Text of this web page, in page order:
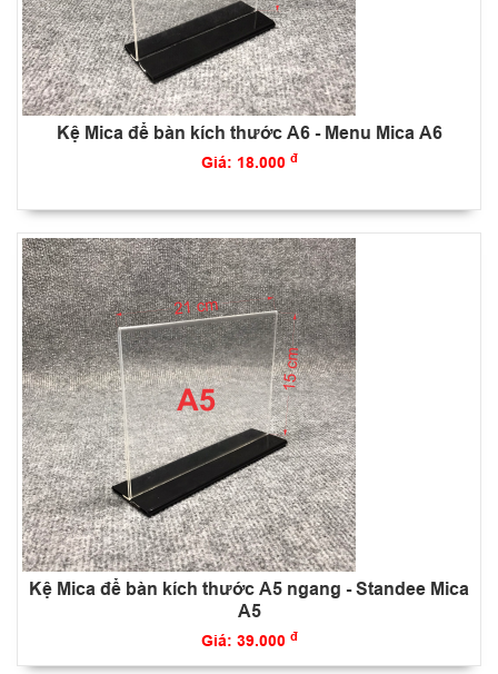
Kệ Mica để bàn kích thước A6 - Menu Mica A6
Giá: 18.000 đ
Kệ Mica để bàn kích thước A5 ngang - Standee Mica
A5
Giá: 39.000 đ